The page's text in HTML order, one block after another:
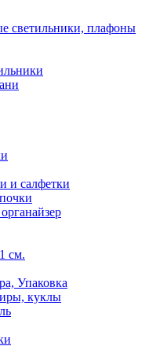
светильники, плафоны
и салфетки
см.
Упаковка
куклы